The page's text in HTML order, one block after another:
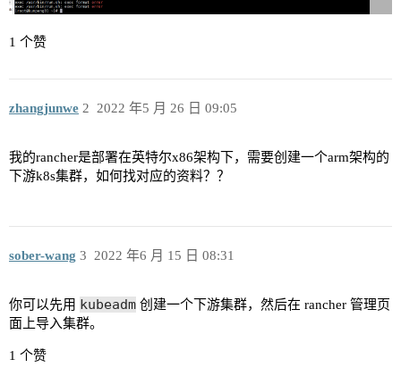
1 个赞
zhangjunwe 2022 年5 月 26 日 09:05
2
我的rancher是部署在英特尔x86架构下，需要创建一个arm架构的
下游k8s集群，如何找对应的资料？？
sober-wang 2022 年6 月 15 日 08:31
3
你可以先用 kubeadm 创建一个下游集群，然后在 rancher 管理页
面上导入集群。
1 个赞